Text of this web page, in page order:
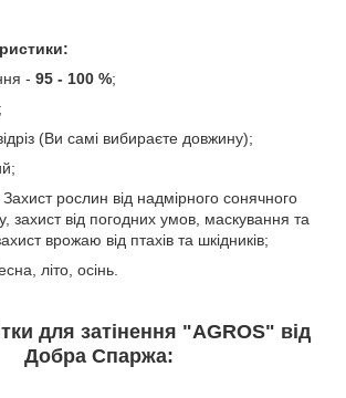
- 95 - 100 %;
(Ви самі вибираєте довжину);
рослин від надмірного сонячного
захист від погодних умов, маскування та
врожаю від птахів та шкідників;
літо, осінь.
для затінення "AGROS" від
Добра Спаржа: